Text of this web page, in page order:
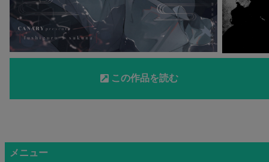
この作品を読む
メニュー